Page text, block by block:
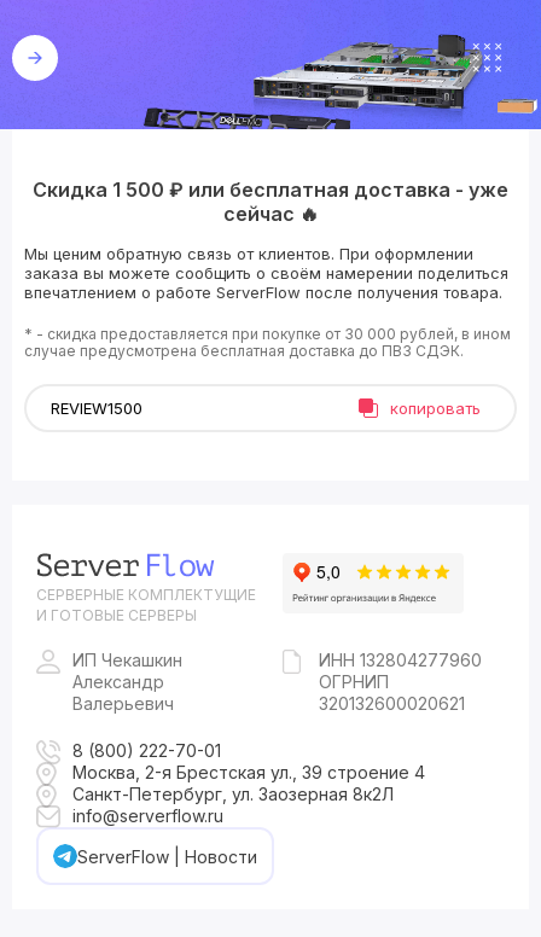
Скидка 1 500 ₽ или бесплатная доставка - уже
сейчас 🔥
Мы ценим обратную связь от клиентов. При оформлении
заказа вы можете сообщить о своём намерении поделиться
впечатлением о работе ServerFlow после получения товара.
* - скидка предоставляется при покупке от 30 000 рублей, в ином
случае предусмотрена бесплатная доставка до ПВЗ СДЭК.
копировать
СЕРВЕРНЫЕ КОМПЛЕКТУЩИЕ
И ГОТОВЫЕ СЕРВЕРЫ
ИП Чекашкин
Александр
Валерьевич
ИНН 132804277960
ОГРНИП
320132600020621
8 (800) 222-70-01
Москва, 2-я Брестская ул., 39 строение 4
Санкт-Петербург, ул. Заозерная 8к2Л
info@serverflow.ru
ServerFlow | Новости